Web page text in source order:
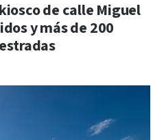
de calle Miguel
y más de 200